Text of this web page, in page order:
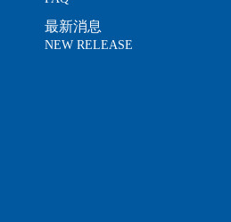
最新消息
NEW RELEASE